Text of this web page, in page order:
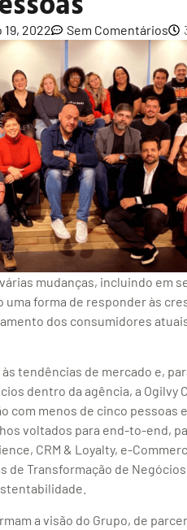
2022 Sem Comentários
mudanças, incluindo em
forma de responder às
dos consumidores
tendências de mercado e,
dentro da agência, a Ogilvy
menos de cinco pessoas
voltados para end-to-end,
CRM & Loyalty, e-
de Transformação de
a visão do Grupo, de